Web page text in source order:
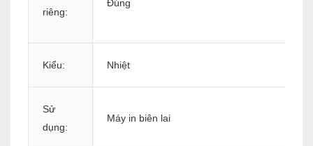
riêng:
Đúng
Kiểu: Nhiệt
Sử
dụng:
Máy in biên lai